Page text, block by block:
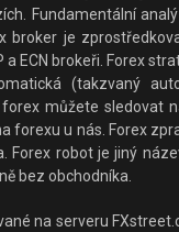
Fundamentální
broker je
ECN brokeři. Forex
(takzvaný
můžete sledovat
forexu u nás. Forex
Forex robot je jiný
bez obchodníka.
na serveru